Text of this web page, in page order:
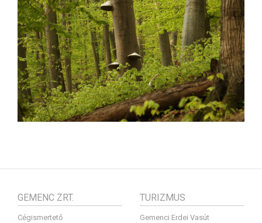
GEMENC ZRT.
Cégismertető
TURIZMUS
Gemenci Erdei Vasút